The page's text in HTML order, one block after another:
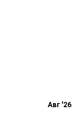
Авг '26